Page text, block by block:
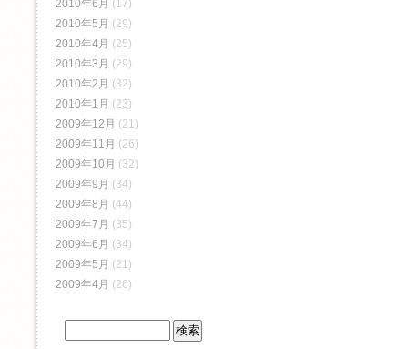
2010年6月 (17)
2010年5月 (29)
2010年4月 (25)
2010年3月 (29)
2010年2月 (32)
2010年1月 (23)
2009年12月 (21)
2009年11月 (26)
2009年10月 (32)
2009年9月 (34)
2009年8月 (44)
2009年7月 (35)
2009年6月 (34)
2009年5月 (21)
2009年4月 (26)